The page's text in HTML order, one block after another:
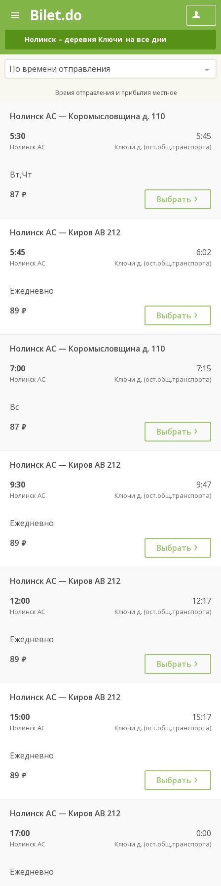
—
Поиск
и
покупка
билетов
на
автобус
онлайн
Bilet.do
Нолинск – деревня Ключи на все дни
По времени отправления
Время отправления и прибытия местное
Нолинск АС — Коромысловщина д. 110
5:30
Нолинск АС
5:45
Ключи д. (ост.общ.транспорта)
Вт,Чт
87 руб. Выбрать
Нолинск АС — Киров АВ 212
5:45
Нолинск АС
6:02
Ключи д. (ост.общ.транспорта)
Ежедневно
89 руб. Выбрать
Нолинск АС — Коромысловщина д. 110
7:00
Нолинск АС
7:15
Ключи д. (ост.общ.транспорта)
Вс
87 руб. Выбрать
Нолинск АС — Киров АВ 212
9:30
Нолинск АС
9:47
Ключи д. (ост.общ.транспорта)
Ежедневно
89 руб. Выбрать
Нолинск АС — Киров АВ 212
12:00
Нолинск АС
12:17
Ключи д. (ост.общ.транспорта)
Ежедневно
89 руб. Выбрать
Нолинск АС — Киров АВ 212
15:00
Нолинск АС
15:17
Ключи д. (ост.общ.транспорта)
Ежедневно
89 руб. Выбрать
Нолинск АС — Киров АВ 212
17:00
Нолинск АС
0:00
Ключи д. (ост.общ.транспорта)
Ежедневно